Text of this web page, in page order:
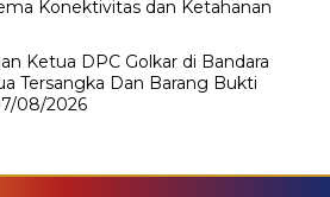
Konektivitas dan Ketahanan
Ketua DPC Golkar di Bandara
Tersangka Dan Barang Bukti
08/2026